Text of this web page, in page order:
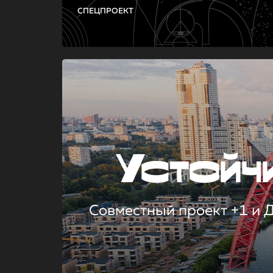
СПЕЦПРОЕКТ
Совместный проект +1 и